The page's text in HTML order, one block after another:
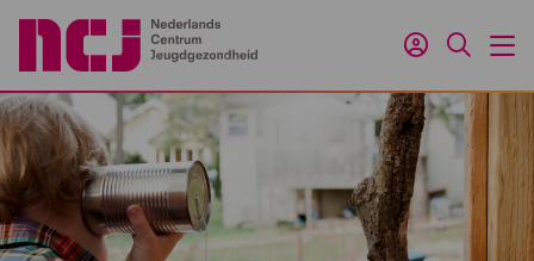
Inloggen
Zoeken